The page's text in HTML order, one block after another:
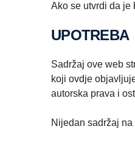
Ako se utvrdi da je
UPOTREBA
Sadržaj ove web
koji ovdje
autorska prava i
Nijedan sadržaj